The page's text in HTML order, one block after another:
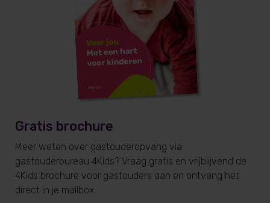
Gratis brochure
Meer weten over gastouderopvang via
gastouderbureau 4Kids? Vraag gratis en vrijblijvend de
4Kids brochure voor gastouders aan en ontvang het
direct in je mailbox.